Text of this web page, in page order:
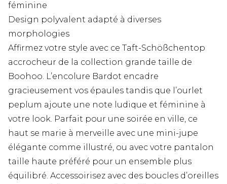
féminine
Design polyvalent adapté à diverses
morphologies
Affirmez votre style avec ce Taft-Schößchentop
accrocheur de la collection grande taille de
Boohoo. L’encolure Bardot encadre
gracieusement vos épaules tandis que l’ourlet
peplum ajoute une note ludique et féminine à
votre look. Parfait pour une soirée en ville, ce
haut se marie à merveille avec une mini-jupe
élégante comme illustré, ou avec votre pantalon
taille haute préféré pour un ensemble plus
équilibré. Accessoirisez avec des boucles d’oreilles